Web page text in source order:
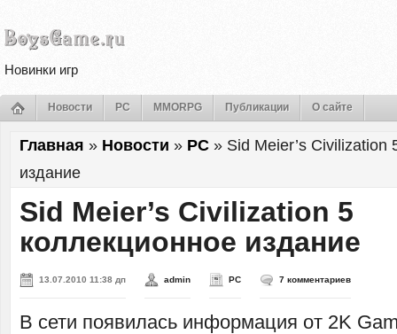
Новинки игр
Новости PC MMORPG Публикации О сайте
Главная » Новости » PC » Sid Meier’s Civilization
издание
Sid Meier’s Civilization 5
коллекционное издание
13.07.2010 11:38 дп admin PC 7 комментариев
В сети появилась информация от 2K